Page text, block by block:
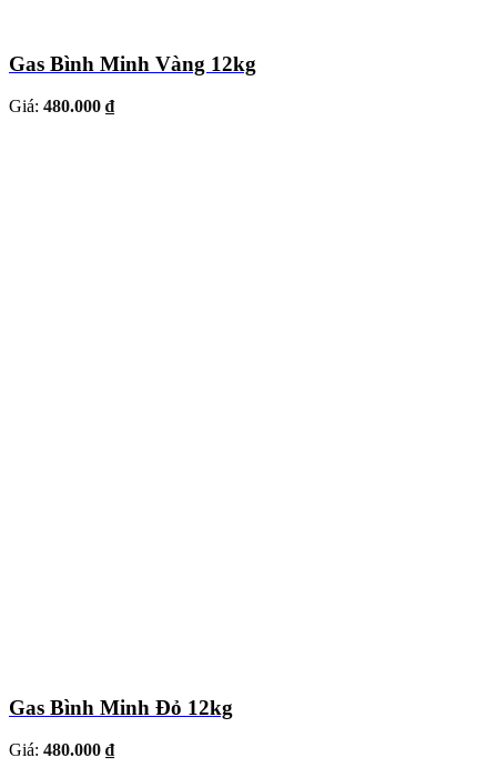
Gas Bình Minh Vàng 12kg
Giá: 480.000 ₫
Gas Bình Minh Đỏ 12kg
Giá: 480.000 ₫